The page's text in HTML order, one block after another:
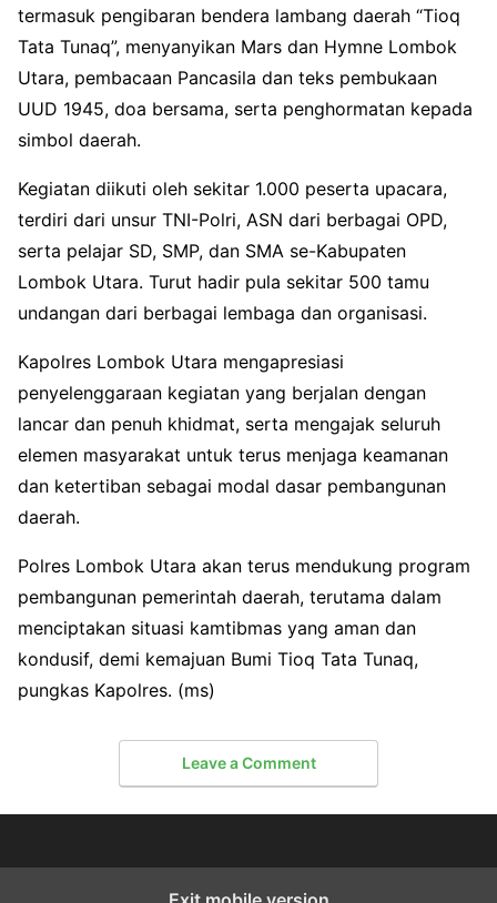
termasuk pengibaran bendera lambang daerah “Tioq
Tata Tunaq”, menyanyikan Mars dan Hymne Lombok
Utara, pembacaan Pancasila dan teks pembukaan
UUD 1945, doa bersama, serta penghormatan kepada
simbol daerah.
Kegiatan diikuti oleh sekitar 1.000 peserta upacara,
terdiri dari unsur TNI-Polri, ASN dari berbagai OPD,
serta pelajar SD, SMP, dan SMA se-Kabupaten
Lombok Utara. Turut hadir pula sekitar 500 tamu
undangan dari berbagai lembaga dan organisasi.
Kapolres Lombok Utara mengapresiasi
penyelenggaraan kegiatan yang berjalan dengan
lancar dan penuh khidmat, serta mengajak seluruh
elemen masyarakat untuk terus menjaga keamanan
dan ketertiban sebagai modal dasar pembangunan
daerah.
Polres Lombok Utara akan terus mendukung program
pembangunan pemerintah daerah, terutama dalam
menciptakan situasi kamtibmas yang aman dan
kondusif, demi kemajuan Bumi Tioq Tata Tunaq,
pungkas Kapolres. (ms)
Leave a Comment